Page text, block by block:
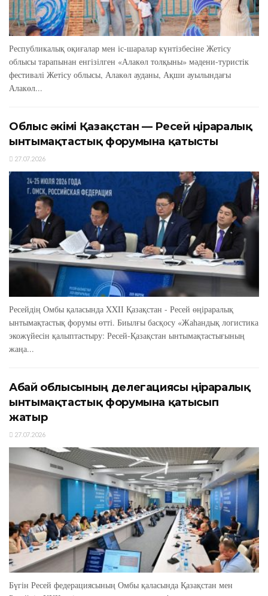
Республикалық оқиғалар мен іс-шаралар күнтізбесіне Жетісу
облысы тарапынан енгізілген «Алакөл толқыны» мәдени-туристік
фестивалі Жетісу облысы, Алакөл ауданы, Ақши ауылындағы
Алакөл...
Облыс әкімі Қазақстан — Ресей өңіраралық
ынтымақтастық форумына қатысты
27.07.2026
Ресейдің Омбы қаласында XXIІ Қазақстан - Ресей өңіраралық
ынтымақтастық форумы өтті. Биылғы басқосу «Жаһандық логистика
экожүйесін қалыптастыру: Ресей-Қазақстан ынтымақтастығының
жаңа...
Абай облысының делегациясы өңіраралық
ынтымақтастық форумына қатысып
жатыр
27.07.2026
Бүгін Ресей федерациясының Омбы қаласында Қазақстан мен